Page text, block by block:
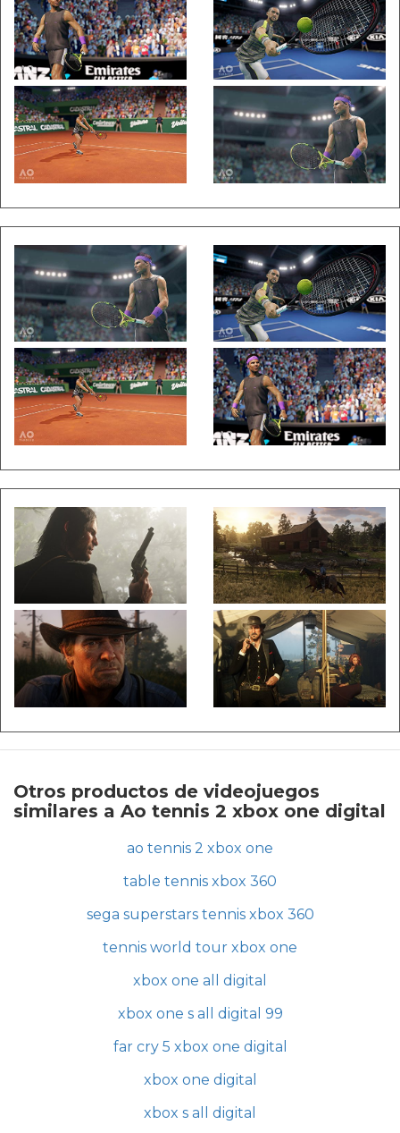
Otros productos de videojuegos
similares a Ao tennis 2 xbox one digital
ao tennis 2 xbox one
table tennis xbox 360
sega superstars tennis xbox 360
tennis world tour xbox one
xbox one all digital
xbox one s all digital 99
far cry 5 xbox one digital
xbox one digital
xbox s all digital